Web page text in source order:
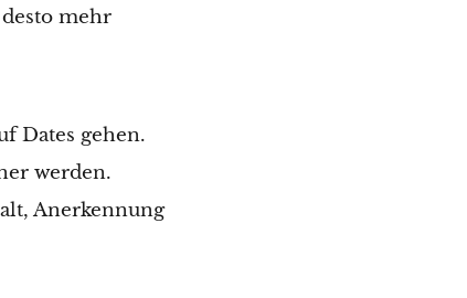
mehr
Dates gehen.
werden.
Anerkennung